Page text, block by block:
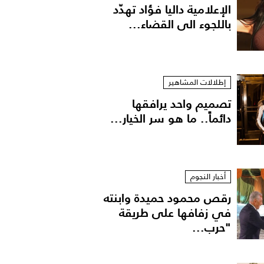
الإعلامية داليا فؤاد تهدّد
باللجوء الى القضاء...
إطلالات المشاهير
تصميم واحد يرافقها
دائماً.. ما هو سر الخيار...
أخبار النجوم
رقص محمود حميدة وابنته
في زفافها على طريقة
"حرب...